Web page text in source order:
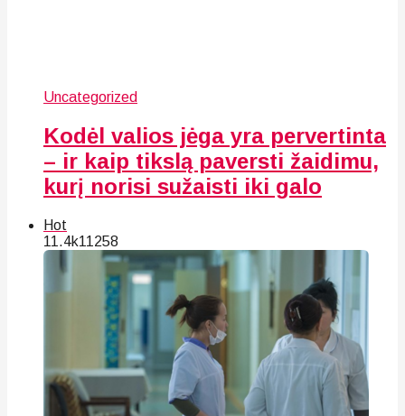
Uncategorized
Kodėl valios jėga yra pervertinta
– ir kaip tikslą paversti žaidimu,
kurį norisi sužaisti iki galo
Hot
11.4k11258